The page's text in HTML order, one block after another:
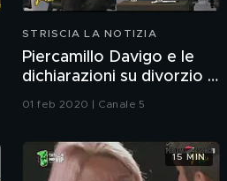
STRISCIA LA NOTIZIA
Piercamillo Davigo e le
dichiarazioni su divorzio e
uxoricidio
01 feb 2020 | Canale 5
15 MIN